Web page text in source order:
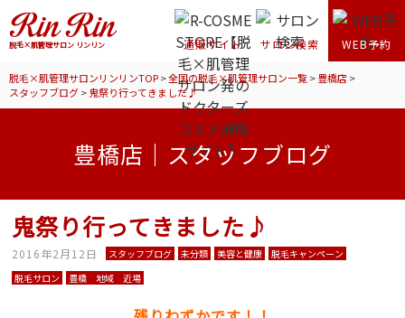
脱毛×肌管理サロン リンリン 通販サイト サロン検索 WEB予約
脱毛×肌管理サロンリンリンTOP>全国の脱毛×肌管理サロン一覧>豊橋店>
スタッフブログ> 鬼祭り行ってきました♪
豊橋店｜スタッフブログ
鬼祭り行ってきました♪
2016年2月12日 スタッフブログ 未分類 美容と健康
脱毛キャンペーン
脱毛サロン
豊橋 地域 近場